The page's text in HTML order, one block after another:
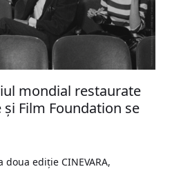
mondial restaurate
Film Foundation se
ediție CINEVARA,